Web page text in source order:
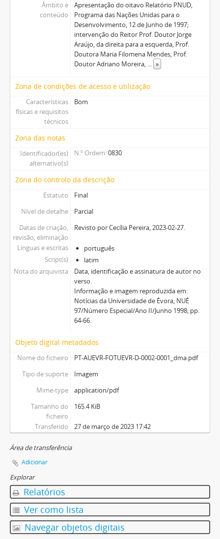
Âmbito e
conteúdo
Apresentação do oitavo Relatório PNUD,
Programa das Nações Unidas para o
Desenvolvimento, 12 de Junho de 1997;
intervenção do Reitor Prof. Doutor Jorge
Araújo, da direita para a esquerda, Prof.
Doutora Maria Filomena Mendes, Prof.
Doutor Adriano Moreira, ... »
Zona de condições de acesso e utilização
Características
físicas e requisitos
técnicos
Bom
Zona das notas
Identificador(es)
alternativo(s)
N.º Ordem 0830
Zona do controlo da descrição
Estatuto
Final
Nível de detalhe
Parcial
Datas de criação,
revisão, eliminação
Revisto por Cecília Pereira, 2023-02-27.
Línguas e escritas
português
Script(s)
latim
Nota do arquivista
Data, identificação e assinatura de autor no
verso.
Informação e imagem reproduzida em:
Notícias da Universidade de Évora, NUÉ
97/Número Especial/Ano II/Junho 1998; pp.
64-66.
Objeto digital metadados
Nome do ficheiro
PT-AUEVR-FOTUEVR-D-0002-0001_dma.pdf
Tipo de suporte
Imagem
Mime-type
application/pdf
Tamanho do
ficheiro
165.4 KiB
Transferido 27 de março de 2023 17:42
Área de transferência
Adicionar
Explorar
Relatórios
Ver como lista
Navegar objetos digitais